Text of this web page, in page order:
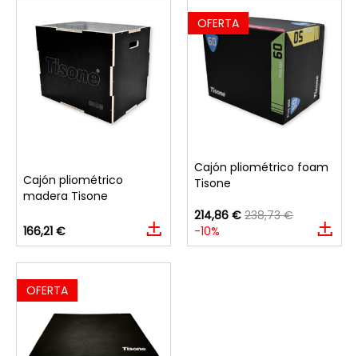
Cajón pliométrico
madera Tisone
166,21 €
OFERTA
Cajón pliométrico foam
Tisone
214,86 € 238,73 €
-10%
OFERTA